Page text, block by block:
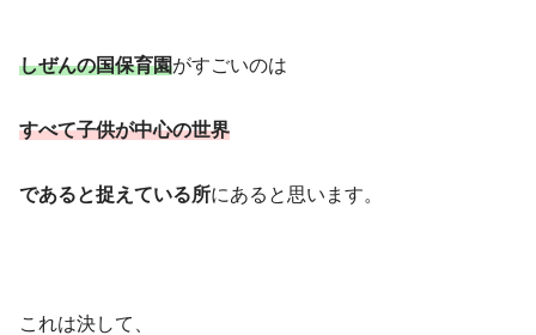
しぜんの国保育園がすごいのは
すべて子供が中心の世界
であると捉えている所にあると思います。
これは決して、